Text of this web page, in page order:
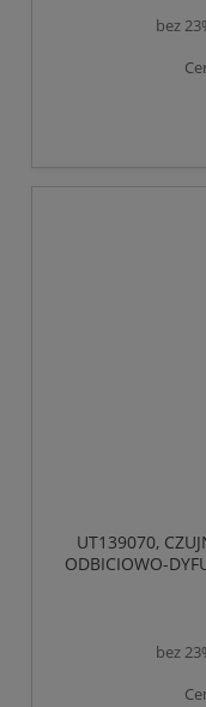
bez
UT139070,
ODBICIOWO-
bez